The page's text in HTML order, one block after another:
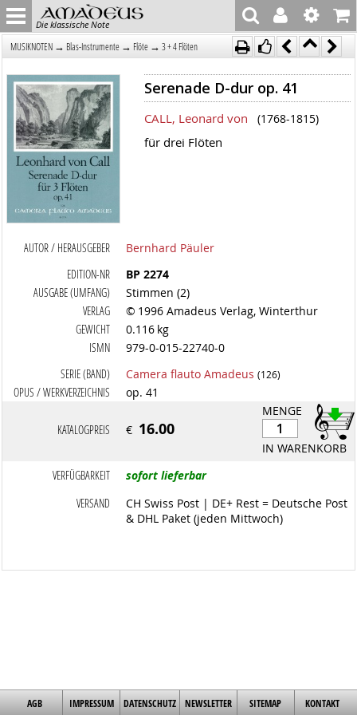
Die klassische Note
MUSIKNOTEN → Blas-Instrumente → Flöte → 3 + 4 Flöten
Serenade D-dur op. 41
CALL, Leonard von (1768-1815)
für drei Flöten
AUTOR / HERAUSGEBER
Bernhard Päuler
EDITION-NR
BP 2274
AUSGABE (UMFANG)
Stimmen (2)
VERLAG
© 1996 Amadeus Verlag, Winterthur
GEWICHT
0.116 kg
ISMN
979-0-015-22740-0
SERIE (BAND)
Camera flauto Amadeus (126)
OPUS / WERKVERZEICHNIS
op. 41
MENGE
IN WARENKORB
KATALOGPREIS € 16.00
VERFÜGBARKEIT
sofort lieferbar
VERSAND
CH Swiss Post | DE+ Rest = Deutsche Post
& DHL Paket (jeden Mittwoch)
AGB IMPRESSUM DATENSCHUTZ NEWSLETTER SITEMAP KONTAKT